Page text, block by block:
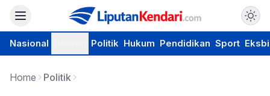
Nasional Politik Hukum Pendidikan Sport
Home Politik